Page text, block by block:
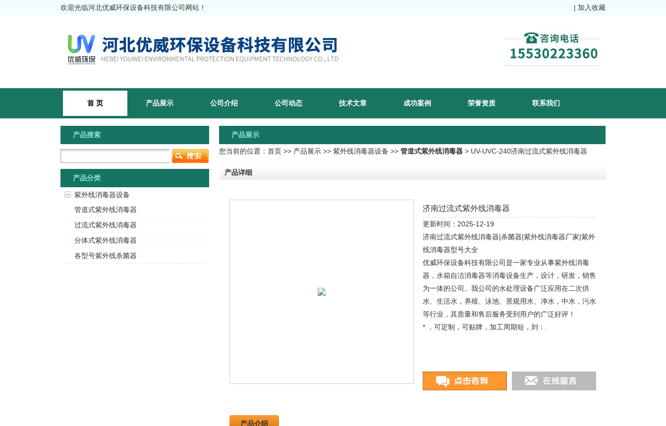
欢迎光临河北优威环保设备科技有限公司网站！ | 加入收藏
首 页 产品展示 公司介绍 公司动态 技术文章 成功案例 荣誉资质 联系我们
产品展示
您当前的位置： 首页 >> 产品展示 >> 紫外线消毒器设备 >> 管道式紫外线消毒器 > UV-UVC-240济南过流式紫外线消毒器
产品详细
济南过流式紫外线消毒器
更新时间：2025-12-19
济南过流式紫外线消毒器|杀菌器|紫外线消毒器厂家|紫外
线消毒器型号大全
优威环保设备科技有限公司是一家专业从事紫外线消毒
器，水箱自洁消毒器等消毒设备生产，设计，研发，销售
为一体的公司。我公司的水处理设备广泛应用在二次供
水、生活水，养殖、泳池、景观用水、净水，中水，污水
等行业，其质量和售后服务受到用户的广泛好评！
* ，可定制，可贴牌，加工周期短，刘：.
产品介绍
产品搜索
产品分类
紫外线消毒器设备
管道式紫外线消毒器
过流式紫外线消毒器
分体式紫外线消毒器
各型号紫外线杀菌器